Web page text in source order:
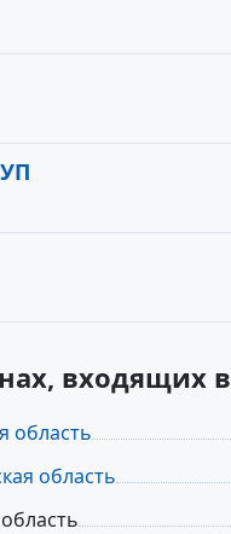
область
область